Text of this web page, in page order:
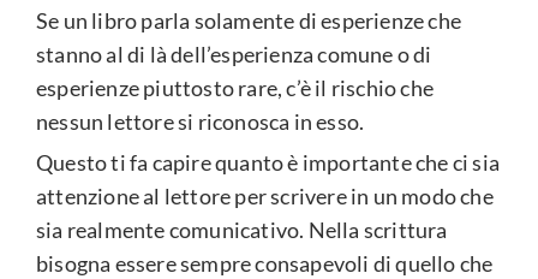
Se un libro parla solamente di esperienze che
stanno al di là dell’esperienza comune o di
esperienze piuttosto rare, c’è il rischio che
nessun lettore si riconosca in esso.
Questo ti fa capire quanto è importante che ci sia
attenzione al lettore per scrivere in un modo che
sia realmente comunicativo. Nella scrittura
bisogna essere sempre consapevoli di quello che